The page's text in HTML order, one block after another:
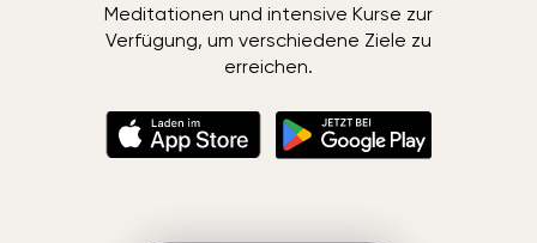
Meditationen und intensive Kurse zur
Verfügung, um verschiedene Ziele zu
erreichen.